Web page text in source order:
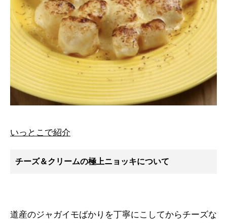
いっとこで紹介
チーズ＆クリームの極上ニョッキについて
道産のジャガイモばかりを丁寧にこしてからチーズな